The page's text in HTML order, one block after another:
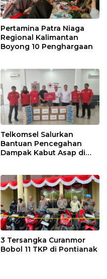
Pertamina Patra Niaga
Regional Kalimantan
Boyong 10 Penghargaan
Telkomsel Salurkan
Bantuan Pencegahan
Dampak Kabut Asap di
3 Tersangka Curanmor
Bobol 11 TKP di Pontianak